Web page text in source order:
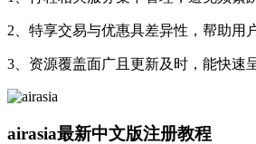
2、特享交易与优惠具差异性，帮助用
3、资源覆盖面广且更新及时，能快速
airasia最新中文版注册教程